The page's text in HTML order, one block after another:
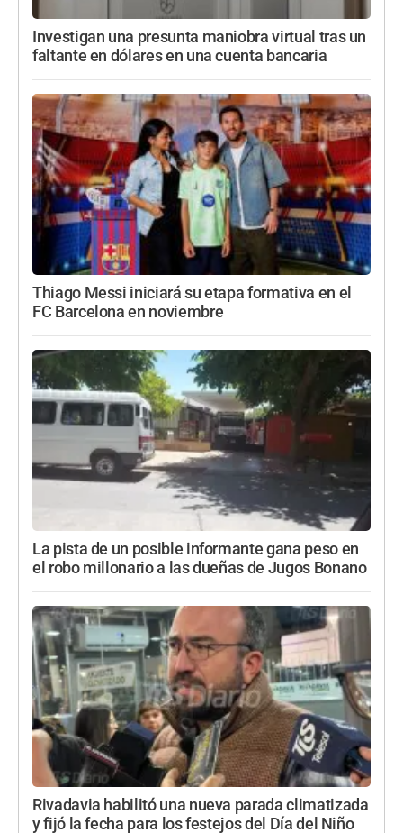
Investigan una presunta maniobra virtual tras un
faltante en dólares en una cuenta bancaria
Thiago Messi iniciará su etapa formativa en el
FC Barcelona en noviembre
La pista de un posible informante gana peso en
el robo millonario a las dueñas de Jugos Bonano
Rivadavia habilitó una nueva parada climatizada
y fijó la fecha para los festejos del Día del Niño